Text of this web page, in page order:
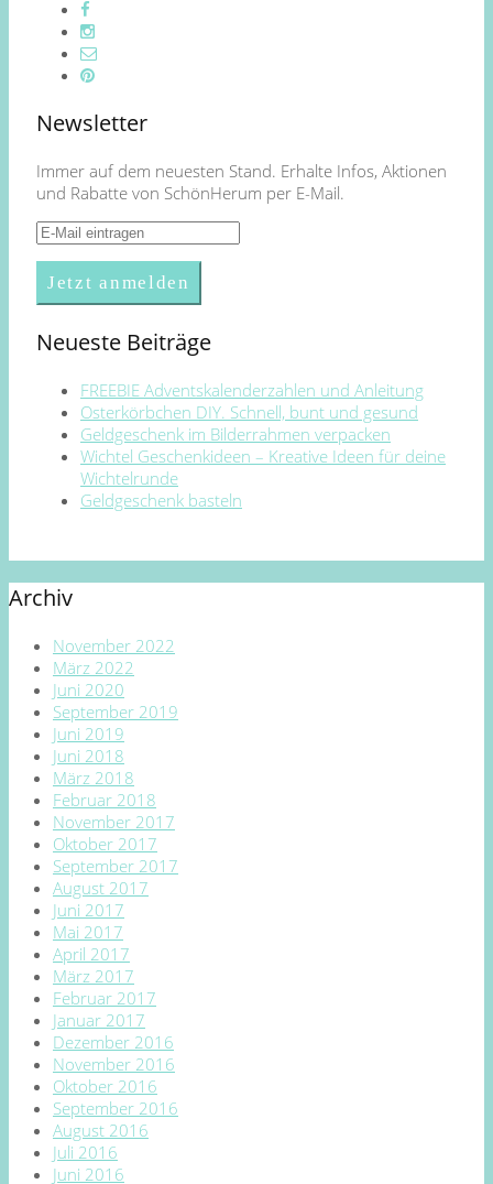
Newsletter
Immer auf dem neuesten Stand. Erhalte Infos, Aktionen
und Rabatte von SchönHerum per E-Mail.
Neueste Beiträge
FREEBIE Adventskalenderzahlen und Anleitung
Osterkörbchen DIY. Schnell, bunt und gesund
Geldgeschenk im Bilderrahmen verpacken
Wichtel Geschenkideen – Kreative Ideen für deine
Wichtelrunde
Geldgeschenk basteln
Archiv
November 2022
März 2022
Juni 2020
September 2019
Juni 2019
Juni 2018
März 2018
Februar 2018
November 2017
Oktober 2017
September 2017
August 2017
Juni 2017
Mai 2017
April 2017
März 2017
Februar 2017
Januar 2017
Dezember 2016
November 2016
Oktober 2016
September 2016
August 2016
Juli 2016
Juni 2016